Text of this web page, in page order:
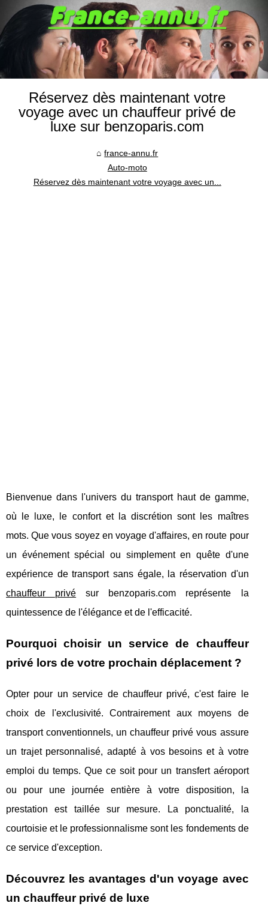
Réservez dès maintenant votre
voyage avec un chauffeur privé de
luxe sur benzoparis.com
france-annu.fr
Auto-moto
Réservez dès maintenant votre voyage avec un...
Bienvenue dans l'univers du transport haut de gamme,
où le luxe, le confort et la discrétion sont les maîtres
mots. Que vous soyez en voyage d'affaires, en route pour
un événement spécial ou simplement en quête d'une
expérience de transport sans égale, la réservation d'un
chauffeur privé sur benzoparis.com représente la
quintessence de l'élégance et de l'efficacité.
Pourquoi choisir un service de chauffeur
privé lors de votre prochain déplacement ?
Opter pour un service de chauffeur privé, c'est faire le
choix de l'exclusivité. Contrairement aux moyens de
transport conventionnels, un chauffeur privé vous assure
un trajet personnalisé, adapté à vos besoins et à votre
emploi du temps. Que ce soit pour un transfert aéroport
ou pour une journée entière à votre disposition, la
prestation est taillée sur mesure. La ponctualité, la
courtoisie et le professionnalisme sont les fondements de
ce service d'exception.
Découvrez les avantages d'un voyage avec
un chauffeur privé de luxe